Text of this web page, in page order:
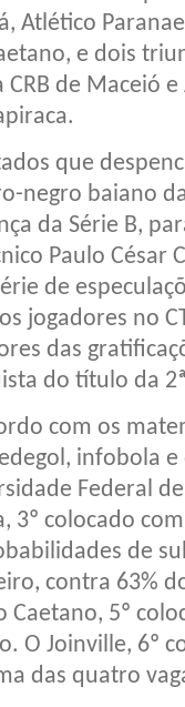
Atlético
e dois
CRB de Maceió e
que
negro baiano
da Série B,
Paulo César
de
jogadores no
das
do título da
com os
infobola
Federal
3º colocado
de
contra 63%
Caetano, 5º
O Joinville, 6º
das quatro